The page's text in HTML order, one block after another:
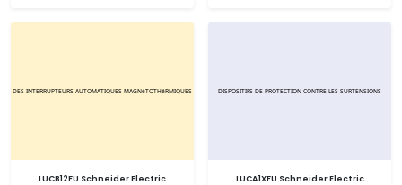
LUCB12FU Schneider Electric
LUCA1XFU Schneider Electric